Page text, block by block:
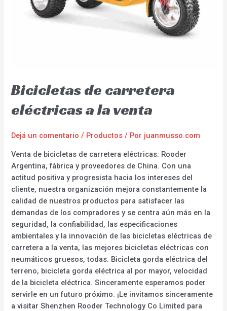
Bicicletas de carretera
eléctricas a la venta
Dejá un comentario / Productos / Por juanmusso.com
Venta de bicicletas de carretera eléctricas: Rooder
Argentina, fábrica y proveedores de China. Con una
actitud positiva y progresista hacia los intereses del
cliente, nuestra organización mejora constantemente la
calidad de nuestros productos para satisfacer las
demandas de los compradores y se centra aún más en la
seguridad, la confiabilidad, las especificaciones
ambientales y la innovación de las bicicletas eléctricas de
carretera a la venta, las mejores bicicletas eléctricas con
neumáticos gruesos, todas. Bicicleta gorda eléctrica del
terreno, bicicleta gorda eléctrica al por mayor, velocidad
de la bicicleta eléctrica. Sinceramente esperamos poder
servirle en un futuro próximo. ¡Le invitamos sinceramente
a visitar Shenzhen Rooder Technology Co Limited para